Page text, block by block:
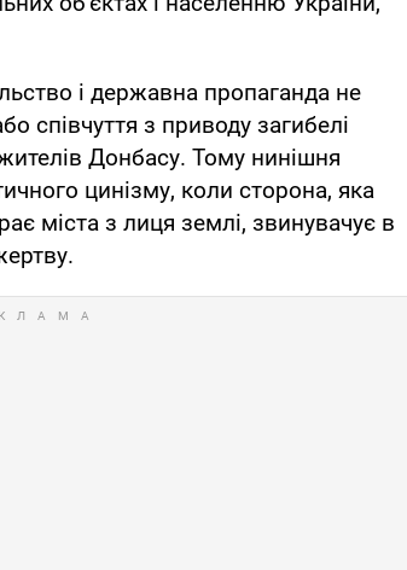
і державна пропаганда не
співчуття з приводу загибелі
Донбасу. Тому нинішня
цинізму, коли сторона, яка
міста з лиця землі, звинувачує в